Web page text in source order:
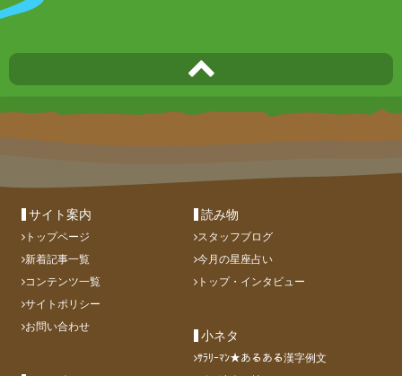
サイト案内
トップページ
新着記事一覧
コンテンツ一覧
サイトポリシー
お問い合わせ
読み物
スタッフブログ
今月の星座占い
トップ・インタビュー
小ネタ
ｻﾗﾘｰﾏﾝ★あるある漢字例文